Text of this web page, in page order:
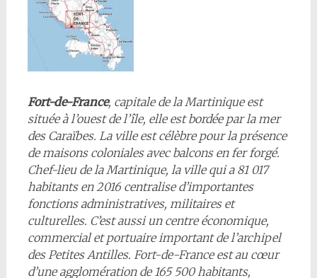
Fort-de-France, capitale de la Martinique est
située à l’ouest de l’île, elle est bordée par la mer
des Caraïbes. La ville est célèbre pour la présence
de maisons coloniales avec balcons en fer forgé.
Chef-lieu de la Martinique, la ville qui a 81 017
habitants en 2016 centralise d’importantes
fonctions administratives, militaires et
culturelles. C’est aussi un centre économique,
commercial et portuaire important de l’archipel
des Petites Antilles. Fort-de-France est au cœur
d’une agglomération de 165 500 habitants,